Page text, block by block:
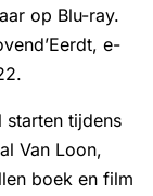
op Blu-ray.
e-
tijdens
Van Loon,
boek en film